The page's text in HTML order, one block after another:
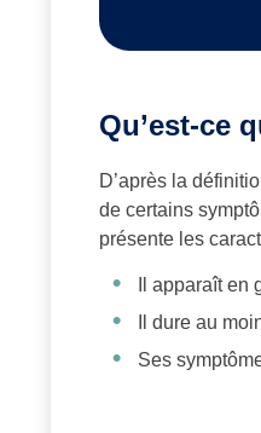
Qu’est-ce
D’après la
de certains
présente les
Il apparaît
Il dure au
Ses